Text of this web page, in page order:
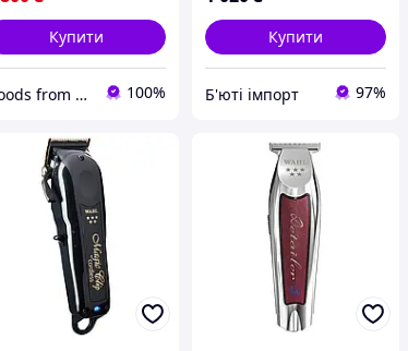
Купити
Goods from America 100%
Купити
Б'юті імпорт 97%